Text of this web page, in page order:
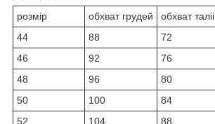
розмір обхват грудей обхват таліі
44
88 72
46
92 76
48
96 80
50
100 84
52
104 88